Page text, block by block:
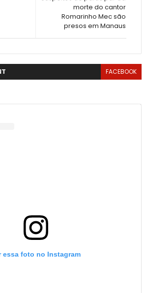
morte do cantor
Romarinho Mec são
presos em Manaus
FACEBOOK
essa foto no Instagram